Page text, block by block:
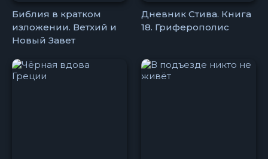
Библия в кратком
изложении. Ветхий и
Новый Завет
Дневник Стива. Книга
18. Гриферополис